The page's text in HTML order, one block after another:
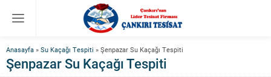
Anasayfa » Su Kaçağı Tespiti » Şenpazar Su Kaçağı Tespiti
Şenpazar Su Kaçağı Tespiti